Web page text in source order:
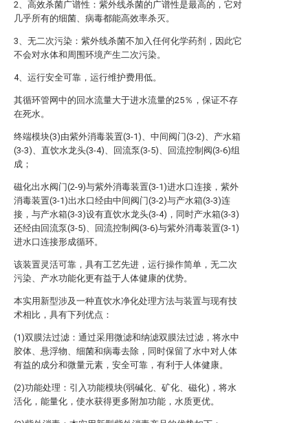
2、高效杀菌广谱性：紫外线杀菌的广谱性是最高的，它对
几乎所有的细菌、病毒都能高效率杀灭。
3、无二次污染：紫外线杀菌不加入任何化学药剂，因此它
不会对水体和周围环境产生二次污染。
4、运行安全可靠，运行维护费用低。
其循环管网中的回水流量大于进水流量的25％，保证不存
在死水。
终端模块(3)由紫外消毒装置(3-1)、中间阀门(3-2)、产水箱
(3-3)、直饮水龙头(3-4)、回流泵(3-5)、回流控制阀(3-6)组
成；
磁化出水阀门(2-9)与紫外消毒装置(3-1)进水口连接，紫外
消毒装置(3-1)出水口经由中间阀门(3-2)与产水箱(3-3)连
接，与产水箱(3-3)设有直饮水龙头(3-4)，同时产水箱(3-3)
还经由回流泵(3-5)、回流控制阀(3-6)与紫外消毒装置(3-1)
进水口连接形成循环。
该装置灵活可靠，具有工艺先进，运行操作简单，无二次
污染、产水功能化更有益于人体健康的优势。
本实用新型涉及一种直饮水净化处理方法与装置与现有技
术相比，具有下列优点：
(1)双膜法过滤：通过采用微滤和纳滤双膜法过滤，将水中
胶体、悬浮物、细菌和病毒去除，同时保留了水中对人体
有益的成分和微量元素，安全可靠，有利于人体健康。
(2)功能处理：引入功能模块(弱碱化、矿化、磁化)，将水
活化，能量化，使水获得更多附加功能，水质更优。